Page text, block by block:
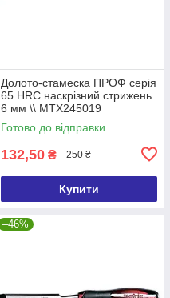
Долото-стамеска ПРОФ серія
65 HRC наскрізний стрижень
6 мм \\ MTX245019
Готово до відправки
132,50 ₴ 250 ₴
Купити
–46%